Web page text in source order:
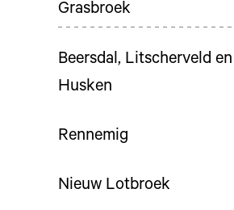
Grasbroek
Beersdal, Litscherveld
Husken
Rennemig
Nieuw Lotbroek